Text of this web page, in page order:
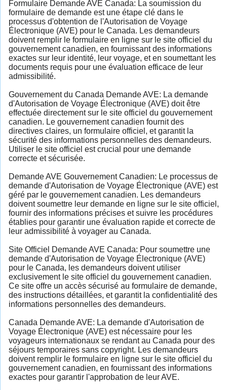
Formulaire Demande AVE Canada: La soumission du
formulaire de demande est une étape clé dans le
processus d'obtention de l'Autorisation de Voyage
Électronique (AVE) pour le Canada. Les demandeurs
doivent remplir le formulaire en ligne sur le site officiel du
gouvernement canadien, en fournissant des informations
exactes sur leur identité, leur voyage, et en soumettant les
documents requis pour une évaluation efficace de leur
admissibilité.
Gouvernement du Canada Demande AVE: La demande
d'Autorisation de Voyage Électronique (AVE) doit être
effectuée directement sur le site officiel du gouvernement
canadien. Le gouvernement canadien fournit des
directives claires, un formulaire officiel, et garantit la
sécurité des informations personnelles des demandeurs.
Utiliser le site officiel est crucial pour une demande
correcte et sécurisée.
Demande AVE Gouvernement Canadien: Le processus de
demande d'Autorisation de Voyage Électronique (AVE) est
géré par le gouvernement canadien. Les demandeurs
doivent soumettre leur demande en ligne sur le site officiel,
fournir des informations précises et suivre les procédures
établies pour garantir une évaluation rapide et correcte de
leur admissibilité à voyager au Canada.
Site Officiel Demande AVE Canada: Pour soumettre une
demande d'Autorisation de Voyage Électronique (AVE)
pour le Canada, les demandeurs doivent utiliser
exclusivement le site officiel du gouvernement canadien.
Ce site offre un accès sécurisé au formulaire de demande,
des instructions détaillées, et garantit la confidentialité des
informations personnelles des demandeurs.
Canada Demande AVE: La demande d'Autorisation de
Voyage Électronique (AVE) est nécessaire pour les
voyageurs internationaux se rendant au Canada pour des
séjours temporaires sans copyright. Les demandeurs
doivent remplir le formulaire en ligne sur le site officiel du
gouvernement canadien, en fournissant des informations
exactes pour garantir l'approbation de leur AVE.